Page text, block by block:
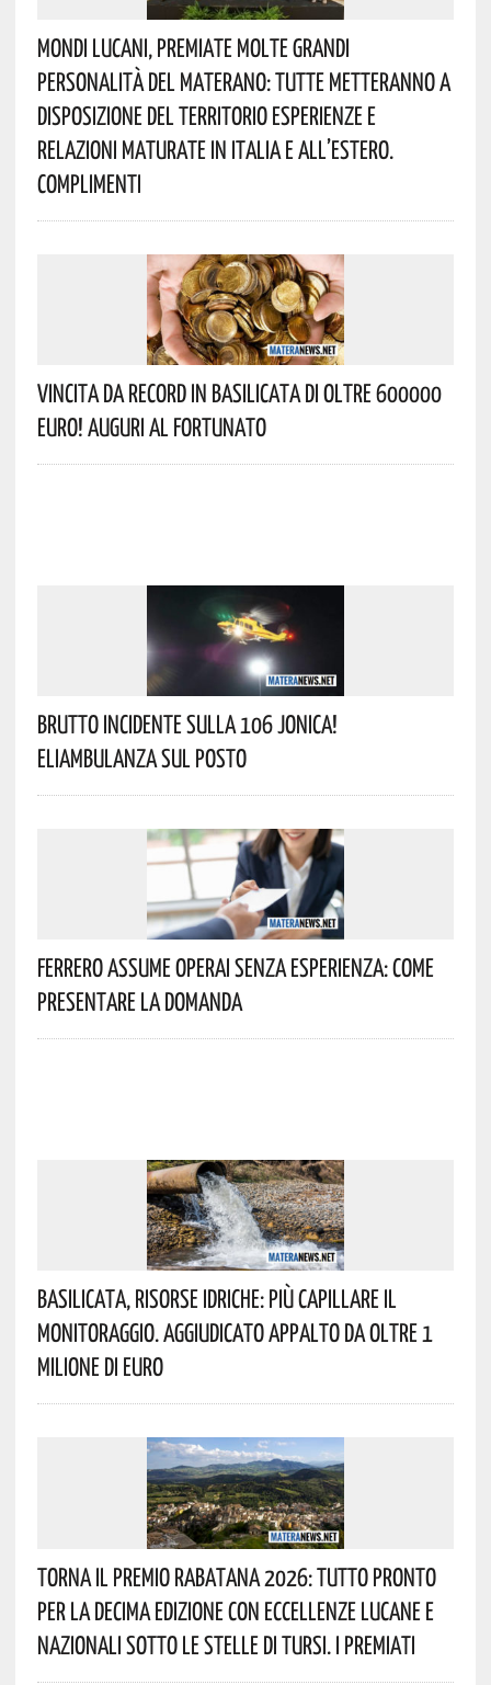
Mondi Lucani, Premiate Molte Grandi
Personalità Del Materano: Tutte Metteranno A
Disposizione Del Territorio Esperienze E
Relazioni Maturate In Italia E All’estero.
Complimenti
Vincita Da Record In Basilicata Di Oltre 600000
Euro! Auguri Al Fortunato
Brutto Incidente Sulla 106 Jonica!
Eliambulanza Sul Posto
Ferrero Assume Operai Senza Esperienza: Come
Presentare La Domanda
Basilicata, Risorse Idriche: Più Capillare Il
Monitoraggio. Aggiudicato Appalto Da Oltre 1
Milione Di Euro
Torna Il Premio Rabatana 2026: Tutto Pronto
Per La Decima Edizione Con Eccellenze Lucane E
Nazionali Sotto Le Stelle Di Tursi. I Premiati